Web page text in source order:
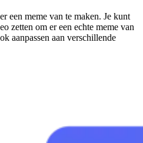
een meme van te maken. Je kunt
zetten om er een echte meme van
aanpassen aan verschillende